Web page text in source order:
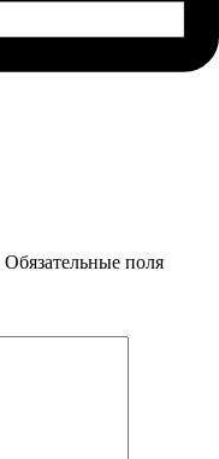
Обязательные поля